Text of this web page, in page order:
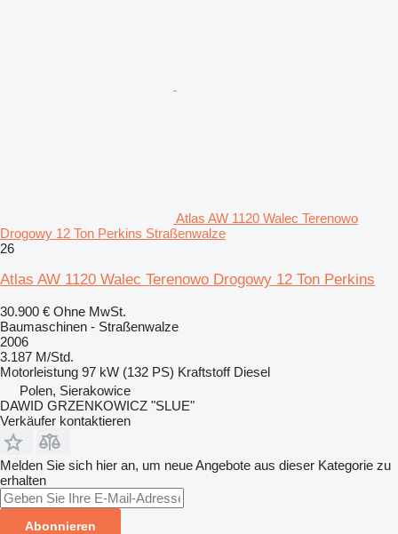
Atlas AW 1120 Walec Terenowo
Drogowy 12 Ton Perkins Straßenwalze
26
Atlas AW 1120 Walec Terenowo Drogowy 12 Ton Perkins
30.900 € Ohne MwSt.
Baumaschinen - Straßenwalze
2006
3.187 M/Std.
Motorleistung 97 kW (132 PS) Kraftstoff Diesel
Polen, Sierakowice
DAWID GRZENKOWICZ "SLUE"
Verkäufer kontaktieren
Melden Sie sich hier an, um neue Angebote aus dieser Kategorie zu
erhalten
Abonnieren